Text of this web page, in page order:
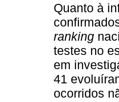
Quanto à
ranking
testes no
em
41
ocorridos